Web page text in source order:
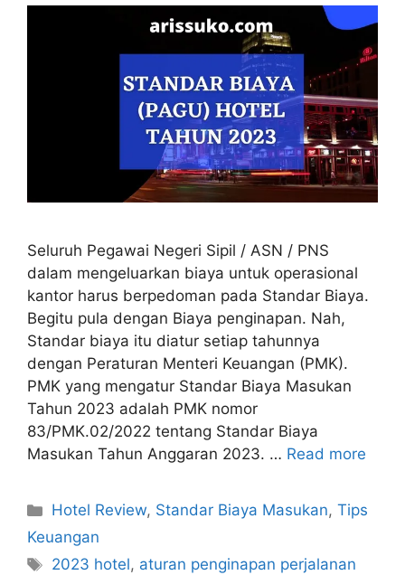
Seluruh Pegawai Negeri Sipil / ASN / PNS
dalam mengeluarkan biaya untuk operasional
kantor harus berpedoman pada Standar Biaya.
Begitu pula dengan Biaya penginapan. Nah,
Standar biaya itu diatur setiap tahunnya
dengan Peraturan Menteri Keuangan (PMK).
PMK yang mengatur Standar Biaya Masukan
Tahun 2023 adalah PMK nomor
83/PMK.02/2022 tentang Standar Biaya
Masukan Tahun Anggaran 2023. … Read more
Categories
Hotel Review, Standar Biaya Masukan,Tips
Keuangan
Tags
2023 hotel, aturan penginapan perjalanan